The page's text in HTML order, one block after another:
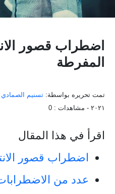
اضطراب قصور
المفرطة
تمت تحريره بواسطة: تسنيم الصمادي
٢٠٢١ - مشاهدات : 0
اقرأ في هذا المقال
اضطراب قصور
عدد من